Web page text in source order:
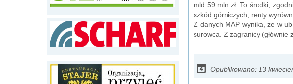
mld 59 mln zł. To środki,
szkód górniczych, renty
Z danych MAP wynika, że w
surowca. Z zagranicy (głównie
Opublikowano: 13